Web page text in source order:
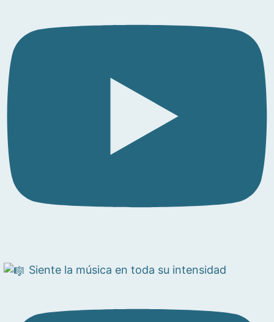
Siente la música en toda su intensidad